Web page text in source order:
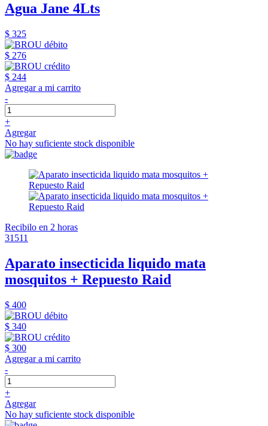
Agua Jane 4Lts
$ 325
$ 276
$ 244
Agregar a mi carrito
-
+
Agregar
No hay suficiente stock disponible
Recibilo en 2 horas
31511
Aparato insecticida liquido mata
mosquitos + Repuesto Raid
$ 400
$ 340
$ 300
Agregar a mi carrito
-
+
Agregar
No hay suficiente stock disponible